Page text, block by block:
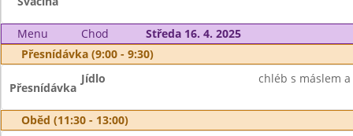
Menu Chod
Středa 16. 4. 2025
Přesnídávka (9:00 - 9:30)
Přesnídávka
Jídlo chléb s máslem
Oběd (11:30 - 13:00)